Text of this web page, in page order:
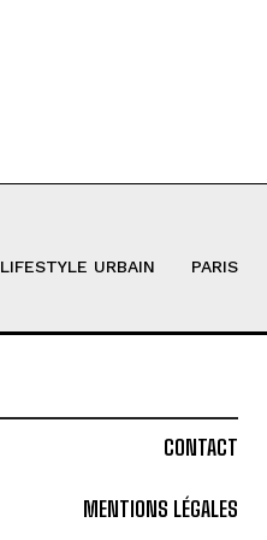
LIFESTYLE URBAIN PARIS
CONTACT
MENTIONS LÉGALES